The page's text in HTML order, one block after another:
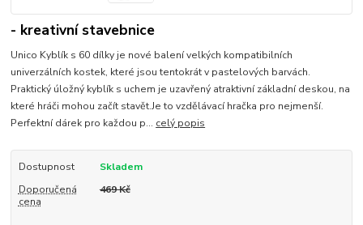
- kreativní stavebnice
Unico Kyblík s 60 dílky je nové balení velkých kompatibilních
univerzálních kostek, které jsou tentokrát v pastelových barvách.
Praktický úložný kyblík s uchem je uzavřený atraktivní základní deskou, na
které hráči mohou začít stavět.Je to vzdělávací hračka pro nejmenší.
Perfektní dárek pro každou p... celý popis
Dostupnost
Skladem
Doporučená
cena
469 Kč